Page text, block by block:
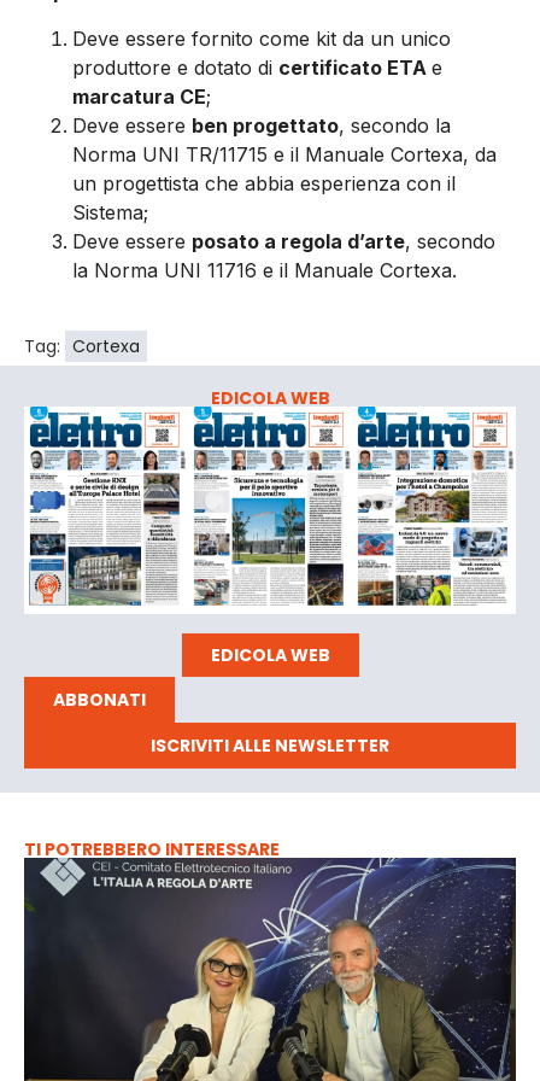
Deve essere fornito come kit da un unico
produttore e dotato di certificato ETA e
marcatura CE;
Deve essere ben progettato, secondo la
Norma UNI TR/11715 e il Manuale Cortexa, da
un progettista che abbia esperienza con il
Sistema;
Deve essere posato a regola d’arte, secondo
la Norma UNI 11716 e il Manuale Cortexa.
Tag: Cortexa
EDICOLA WEB
EDICOLA WEB
ABBONATI
ISCRIVITI ALLE NEWSLETTER
TI POTREBBERO INTERESSARE